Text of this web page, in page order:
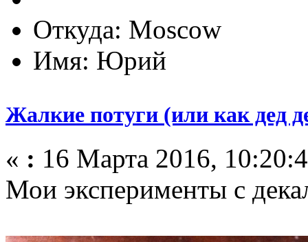
Откуда: Moscow
Имя: Юрий
Жалкие потуги (или как дед
« : 16 Марта 2016,
Мои эксперименты с